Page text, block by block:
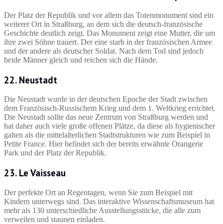
Der Platz der Republik und vor allem das Totenmonument sind ein
weiterer Ort in Straßburg, an dem sich die deutsch-französische
Geschichte deutlich zeigt. Das Monument zeigt eine Mutter, die um
ihre zwei Söhne trauert. Der eine starb in der französischen Armee
und der andere als deutscher Soldat. Nach dem Tod sind jedoch
beide Männer gleich und reichen sich die Hände.
22. Neustadt
Die Neustadt wurde in der deutschen Epoche der Stadt zwischen
dem Französisch-Russischem Krieg und dem 1. Weltkrieg errichtet.
Die Neustadt sollte das neue Zentrum von Straßburg werden und
hat daher auch viele große offenen Plätze, da diese als hygienischer
galten als die mittelalterlichen Stadtstrukturen wie zum Beispiel in
Petite France. Hier befindet sich der bereits erwähnte Orangerie
Park und der Platz der Republik.
23. Le Vaisseau
Der perfekte Ort an Regentagen, wenn Sie zum Beispiel mit
Kindern unterwegs sind. Das interaktive Wissenschaftsmuseum hat
mehr als 130 unterschiedliche Ausstellungsstücke, die alle zum
verweilen und staunen einladen.